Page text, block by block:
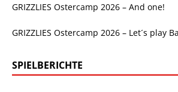
GRIZZLIES Ostercamp 2026 – And one!
GRIZZLIES Ostercamp 2026 – Let´s play
SPIELBERICHTE